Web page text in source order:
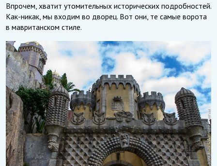
Впрочем, хватит утомительных исторических подробностей.
Как-никак, мы входим во дворец. Вот они, те самые ворота
в мавританском стиле.